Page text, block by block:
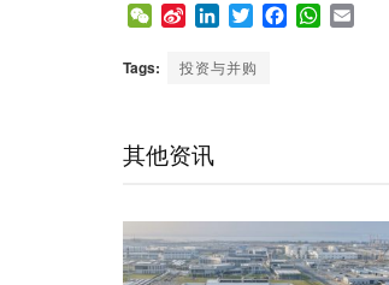
W
C
S
n
i
L
n
T
i
F
W
Tags: 投资与并购
其他资讯